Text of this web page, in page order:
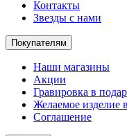
Контакты
Звезды с нами
Покупателям
Наши магазины
Акции
Гравировка в
Желаемое изделие
Соглашение